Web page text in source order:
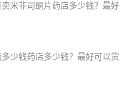
米非司酮片药店多少钱？最好
少钱药店多少钱？最好可以货